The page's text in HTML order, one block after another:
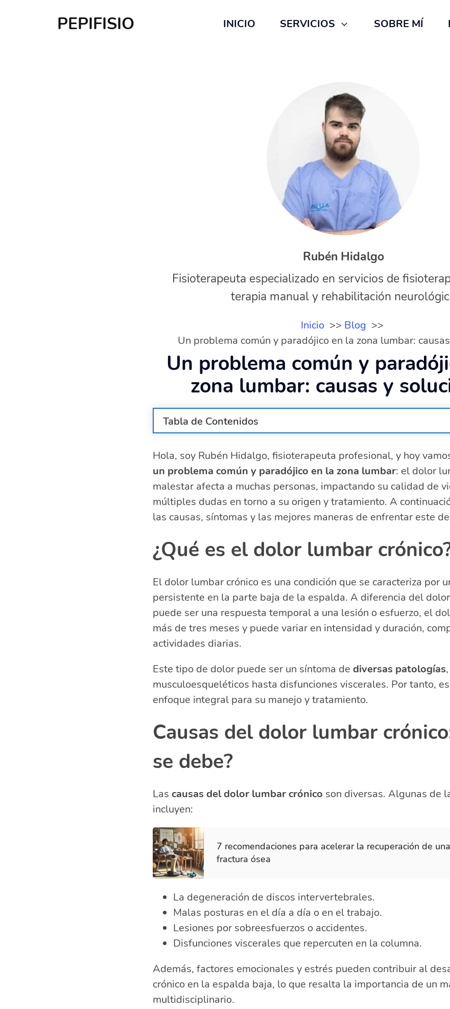
PEPIFISIO INICIO SERVICIOS SOBRE MÍ
Rubén Hidalgo
Fisioterapeuta especializado en servicios de
terapia manual y rehabilitación
Inicio
Blog
Un problema común y paradójico en la zona lumbar:
Un problema común y
zona lumbar: causas y
Tabla de Contenidos
Causas del dolor lumbar crónico: ¿a qué se debe?
Síntomas del dolor lumbar crónico y qué tomar para el dolor
¿Cómo se diagnostica el dolor lumbar crónico?
Tratamiento: ¿cómo tratar y quitar el dolor lumbar crónico?
Prevención del dolor lumbar
¿Cuáles son los problemas de espalda más comunes?
¿Qué puede causar dolor en la zona lumbar?
¿Cuándo preocuparse por un dolor de espalda baja?
Hola, soy Rubén Hidalgo, fisioterapeuta profesional, y hoy
un problema común y paradójico en la zona lumbar: el dolor
malestar afecta a muchas personas, impactando su calidad de
múltiples dudas en torno a su origen y tratamiento. A
las causas, síntomas y las mejores maneras de enfrentar este
¿Qué es el dolor lumbar
El dolor lumbar crónico es una condición que se caracteriza por
persistente en la parte baja de la espalda. A diferencia del
puede ser una respuesta temporal a una lesión o esfuerzo, el
más de tres meses y puede variar en intensidad y duración,
actividades diarias.
Este tipo de dolor puede ser un síntoma de diversas patologías
musculoesqueléticos hasta disfunciones viscerales. Por tanto,
enfoque integral para su manejo y tratamiento.
Causas del dolor lumbar
se debe?
Las causas del dolor lumbar crónico son diversas. Algunas de
incluyen:
7 recomendaciones para acelerar la recuperación de una
fractura ósea
La degeneración de discos intervertebrales.
Malas posturas en el día a día o en el trabajo.
Lesiones por sobreesfuerzos o accidentes.
Disfunciones viscerales que repercuten en la columna.
Además, factores emocionales y estrés pueden contribuir al
crónico en la espalda baja, lo que resalta la importancia de un
multidisciplinario.